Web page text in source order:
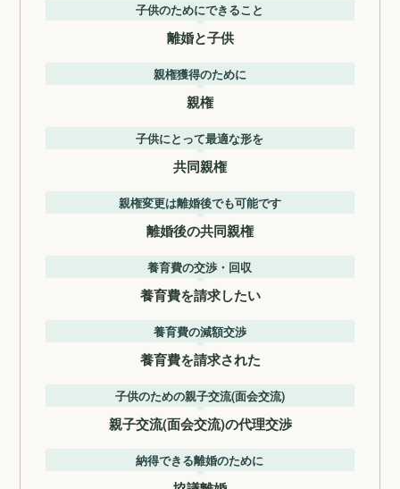
子供のためにできること
離婚と子供
親権獲得のために
親権
子供にとって最適な形を
共同親権
親権変更は離婚後でも可能です
離婚後の共同親権
養育費の交渉・回収
養育費を請求したい
養育費の減額交渉
養育費を請求された
子供のための親子交流(面会交流)
親子交流(面会交流)の代理交渉
納得できる離婚のために